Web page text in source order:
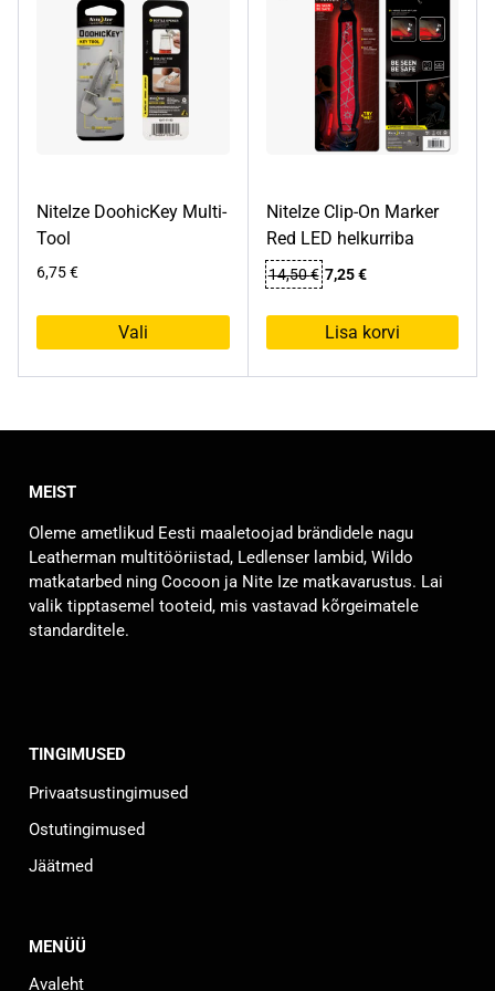
NiteIze DoohicKey Multi-
Tool
6,75€
Vali
Valikuid
saab
teha
tootelehel.
NiteIze Clip-On Marker
Red LED helkurriba
14,50€ Algne
oli:
14,50 €.
7,25€Praegune
on:
7,25 €.
Lisa korvi
MEIST
Oleme ametlikud Eesti maaletoojad brändidele nagu
Leatherman multitööriistad, Ledlenser lambid, Wildo
matkatarbed ning Cocoon ja Nite Ize matkavarustus. Lai
valik tipptasemel tooteid, mis vastavad kõrgeimatele
standarditele.
TINGIMUSED
Privaatsustingimused
Ostutingimused
Jäätmed
MENÜÜ
Avaleht